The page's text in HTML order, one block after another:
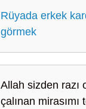
Rüyada erkek
görmek
Allah sizden razı
çalınan mirasımı